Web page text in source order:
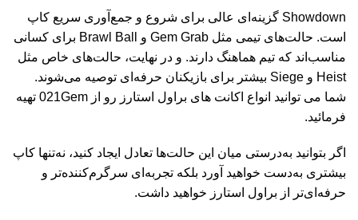
Showdown گزینه‌ای عالی برای شروع و جمع‌آوری سریع کاپ
است. حالت‌های تیمی مثل Gem Grab و Brawl Ball برای کسانی
مناسب‌اند که تیم هماهنگ دارند. و در نهایت، حالت‌های خاص مثل
Heist و Siege بیشتر برای بازیکنان حرفه‌ای توصیه می‌شوند.
شما می توانید انواع اکانت های براول استارز رو از 021Gem تهیه
فرمائید.
اگر بتوانید به‌درستی میان این حالت‌ها تعادل ایجاد کنید، نه‌تنها کاپ
بیشتری به‌دست خواهید آورد بلکه تجربه‌ای سرگرم‌کننده‌تر و
حرفه‌ای‌تر از براول استارز خواهید داشت.